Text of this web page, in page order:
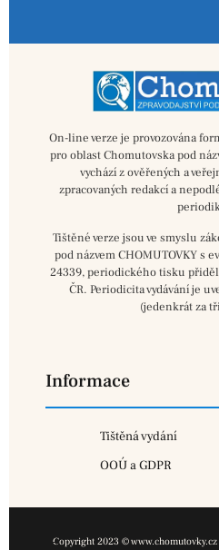
On-line verze je provozována
pro oblast Chomutovska pod
vychází z ověřených a
zpracovaných redakcí a
Tištěné verze jsou ve smyslu
pod názvem CHOMUTOVKY s
24339, periodického tisku
ČR. Periodicita vydávání je
(jedenkrát za
Informace
Tištěná vydání
OOÚ a GDPR
Copyright 2023 ©